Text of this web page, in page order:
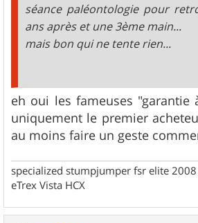
séance paléontologie pour
ans après et une 3ème main...
mais bon qui ne tente rien...
eh oui les fameuses "garantie
uniquement le premier
au moins faire un geste
specialized stumpjumper fsr elite 2008
eTrex Vista HCX